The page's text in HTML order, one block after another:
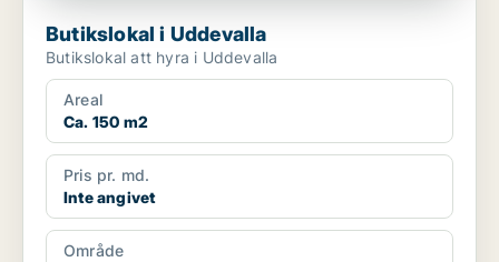
Butikslokal i Uddevalla
Butikslokal att hyra i Uddevalla
Areal
Ca. 150 m2
Pris pr. md.
Inte angivet
Område